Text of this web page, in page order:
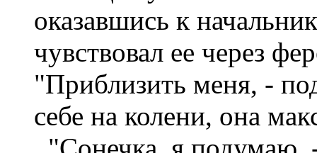
оказавшись к
чувствовал ее через
"Приблизить меня, -
себе на колени, она